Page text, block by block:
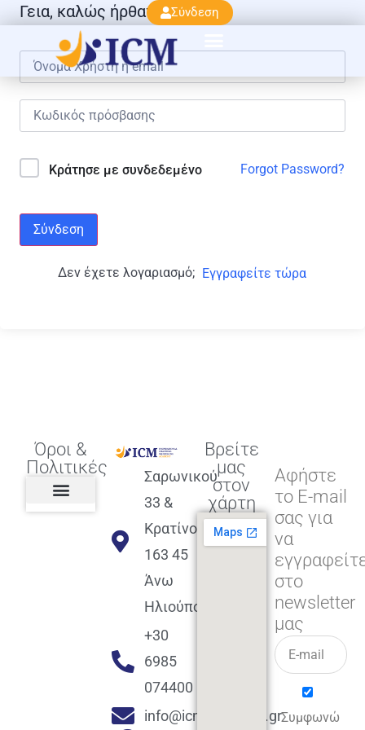
Σύνδεση
Γεια, καλώς ήρθατε πάλι!
Κράτησε με συνδεδεμένο Forgot Password?
Σύνδεση
Δεν έχετε λογαριασμό; Εγγραφείτε τώρα
Όροι &
Πολιτικές
Σαρωνικού
33 &
Κρατίνου
163 45
Άνω
Ηλιούπολη
+30
6985
074400
info@icmacademy.gr
Βρείτε
μας
στον
χάρτη
Αφήστε
το E-mail
σας για
να
στο
newsletter
μας
Συμφωνώ